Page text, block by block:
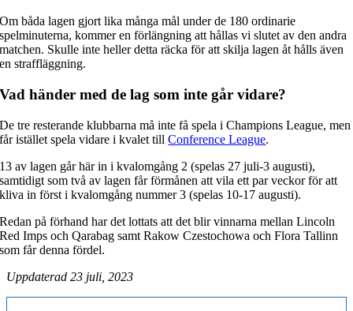
Om båda lagen gjort lika många mål under de 180 ordinarie
spelminuterna, kommer en förlängning att hållas vi slutet av den andra
matchen. Skulle inte heller detta räcka för att skilja lagen åt hålls även
en straffläggning.
Vad händer med de lag som inte går vidare?
De tre resterande klubbarna må inte få spela i Champions League, men
får istället spela vidare i kvalet tillConference League.
13 av lagen går här in i kvalomgång 2 (spelas 27 juli-3 augusti),
samtidigt som två av lagen får förmånen att vila ett par veckor för att
kliva in först i kvalomgång nummer 3 (spelas 10-17 augusti).
Redan på förhand har det lottats att det blir vinnarna mellan Lincoln
Red Imps och Qarabag samt Rakow Czestochowa och Flora Tallinn
som får denna fördel.
Uppdaterad 23 juli, 2023